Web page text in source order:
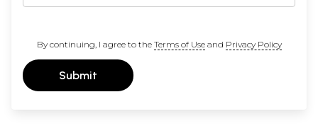
By continuing, I agree to the Terms of Useand Privacy Policy
Submit